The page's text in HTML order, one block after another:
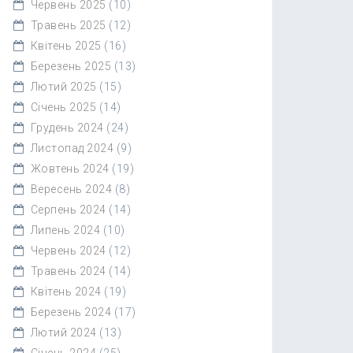
Червень 2025 (10)
Травень 2025 (12)
Квітень 2025 (16)
Березень 2025 (13)
Лютий 2025 (15)
Січень 2025 (14)
Грудень 2024 (24)
Листопад 2024 (9)
Жовтень 2024 (19)
Вересень 2024 (8)
Серпень 2024 (14)
Липень 2024 (10)
Червень 2024 (12)
Травень 2024 (14)
Квітень 2024 (19)
Березень 2024 (17)
Лютий 2024 (13)